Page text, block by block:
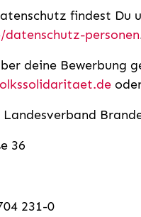
findest Du
datenschutz-personen
deine Bewerbung
36
231-0